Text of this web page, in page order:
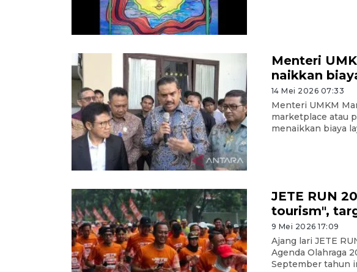
Menteri
naikkan
14 Mei 2026 07:33
Menteri UMKM
marketplace atau
menaikkan biaya
JETE RUN
tourism",
9 Mei 2026 17:09
Ajang lari JETE
Agenda Olahraga
September tahun